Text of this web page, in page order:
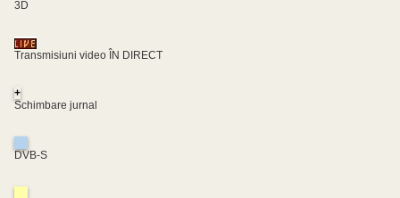
3D
Transmisiuni video ÎN DIRECT
+
Schimbare jurnal
DVB-S